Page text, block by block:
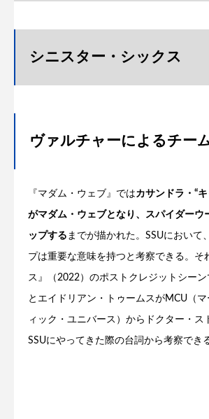
シニスター・シックス
ヴァルチャーによるチー
『マダム・ウェブ』ではカサンドラ・“
がマダム・ウェブとなり、スパイダーウ
ップする までが描かれた。SSUにおいて
プは重要な意味を持つと考察できる。そ
ス』（2022）のポストクレジットシーン
とエイドリアン・トゥームスがMCU（
ィック・ユニバース）からドクター・ス
SSUにやってきた際の台詞から考察でき